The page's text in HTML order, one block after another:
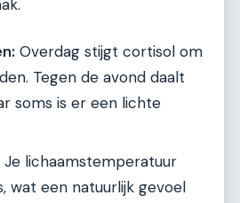
Overdag stijgt cortisol om
Tegen de avond daalt
soms is er een lichte
Je lichaamstemperatuur
wat een natuurlijk gevoel